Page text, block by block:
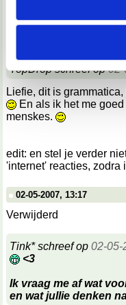
en verwerken.
02-05-2007, 13:14
TopDrop schreef op
Liefie, dit is
En als ik het me
menskes.
edit: en stel je verder
'internet' reacties, zodra
02-05-2007, 13:17
Verwijderd
Tink* schreef op 02-05-
<3
Ik vraag me af wat
en wat jullie denken